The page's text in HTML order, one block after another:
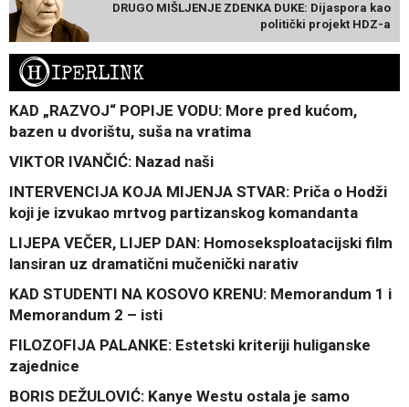
DRUGO MIŠLJENJE ZDENKA DUKE: Dijaspora kao
politički projekt HDZ-a
HIPERLINK
KAD „RAZVOJ“ POPIJE VODU: More pred kućom,
bazen u dvorištu, suša na vratima
VIKTOR IVANČIĆ: Nazad naši
INTERVENCIJA KOJA MIJENJA STVAR: Priča o Hodži
koji je izvukao mrtvog partizanskog komandanta
LIJEPA VEČER, LIJEP DAN: Homoseksploatacijski film
lansiran uz dramatični mučenički narativ
KAD STUDENTI NA KOSOVO KRENU: Memorandum 1 i
Memorandum 2 – isti
FILOZOFIJA PALANKE: Estetski kriteriji huliganske
zajednice
BORIS DEŽULOVIĆ: Kanye Westu ostala je samo